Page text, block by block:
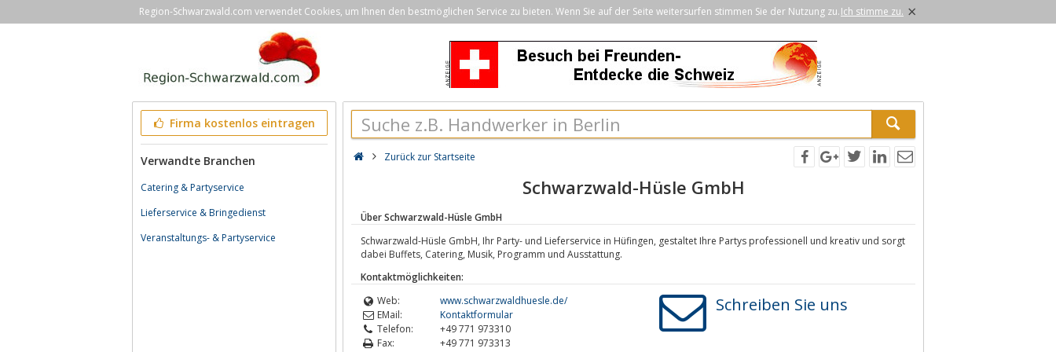
Region-Schwarzwald.com verwendet Cookies, um Ihnen den bestmöglichen Service zu bieten. Wenn Sie auf der Seite weitersurfen stimmen Sie der Nutzung zu.Ich stimme zu. ×
Firma kostenlos eintragen
Verwandte Branchen
Catering & Partyservice
Lieferservice & Bringedienst
Veranstaltungs- & Partyservice
Zurück zur Startseite
Schwarzwald-Hüsle GmbH
Über Schwarzwald-Hüsle GmbH
Schwarzwald-Hüsle GmbH, Ihr Party- und Lieferservice in Hüfingen, gestaltet Ihre Partys professionell und kreativ und sorgt
dabei Buffets, Catering, Musik, Programm und Ausstattung.
Kontaktmöglichkeiten:
Web:
www.schwarzwaldhuesle.de/
EMail:
Kontaktformular
Telefon:
+49 771 973310
Fax:
+49 771 973313
Schreiben Sie uns